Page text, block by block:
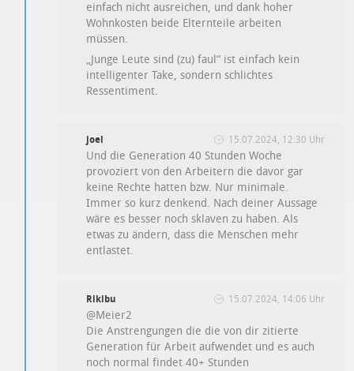
einfach nicht ausreichen, und dank hoher
Wohnkosten beide Elternteile arbeiten
müssen.
„Junge Leute sind (zu) faul“ ist einfach kein
intelligenter Take, sondern schlichtes
Ressentiment.
joel 15.07.2024, 12:30 Uhr
Und die Generation 40 Stunden Woche
provoziert von den Arbeitern die davor gar
keine Rechte hatten bzw. Nur minimale.
Immer so kurz denkend. Nach deiner Aussage
wäre es besser noch sklaven zu haben. Als
etwas zu ändern, dass die Menschen mehr
entlastet.
Rikibu 15.07.2024, 14:06 Uhr
@Meier2
Die Anstrengungen die die von dir zitierte
Generation für Arbeit aufwendet und es auch
noch normal findet 40+ Stunden